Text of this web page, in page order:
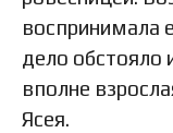
воспринимала
дело обстояло
вполне
Ясея.